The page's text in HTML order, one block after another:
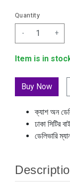
Quantity
- +
Item is in
ক্যাশ অন
ঢাকা সিটির
ডেলিভারি